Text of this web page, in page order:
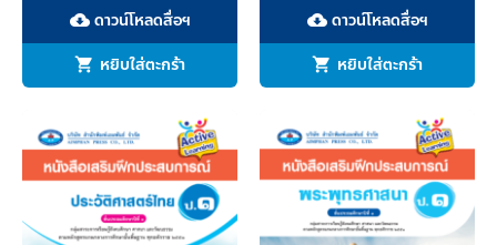
cloud_downloadดาวน์โหลดสื่อฯ
หยิบใส่ตะกร้า
cloud_downloadดาวน์โหลดสื่อฯ
หยิบใส่ตะกร้า